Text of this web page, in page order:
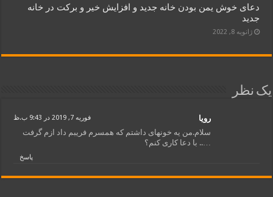
دعای خوش یمن بودن خانه جدید و افزایش خیر و برکت در خانه
جدید
ژانویه 8, 2022
یک نظر
رویا فوریه 7, 2019 در 9:43 ب.ظ
سلام.من یه خونهای داشتم که همسرم فریبم داد ازم گرفت
….. با دعا کاری کنم؟
پاسخ